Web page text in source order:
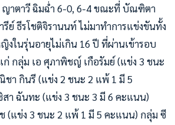
ญาตาวี ฉิมฉ่ำ 6-0, 6-4 ขณะที่ บัณฑิตา
ย์ ธีรโชติจิรานนท์ ไม่มาทำการแข่งขันทั้ง
งในรุ่นอายุไม่เกิน 16 ปี ที่ผ่านเข้ารอบ
กลุ่ม เอ ศุภาพิชญ์ เกือรัมย์ (แข่ง 3 ชนะ
า กินรี (แข่ง 2 ชนะ 2 แพ้ 1 มี 5
า ฉันทะ (แข่ง 3 ชนะ 3 มี 6 คะแนน)
(แข่ง 3 ชนะ 2 แพ้ 1 มี 5 คะแนน) กลุ่ม ซี